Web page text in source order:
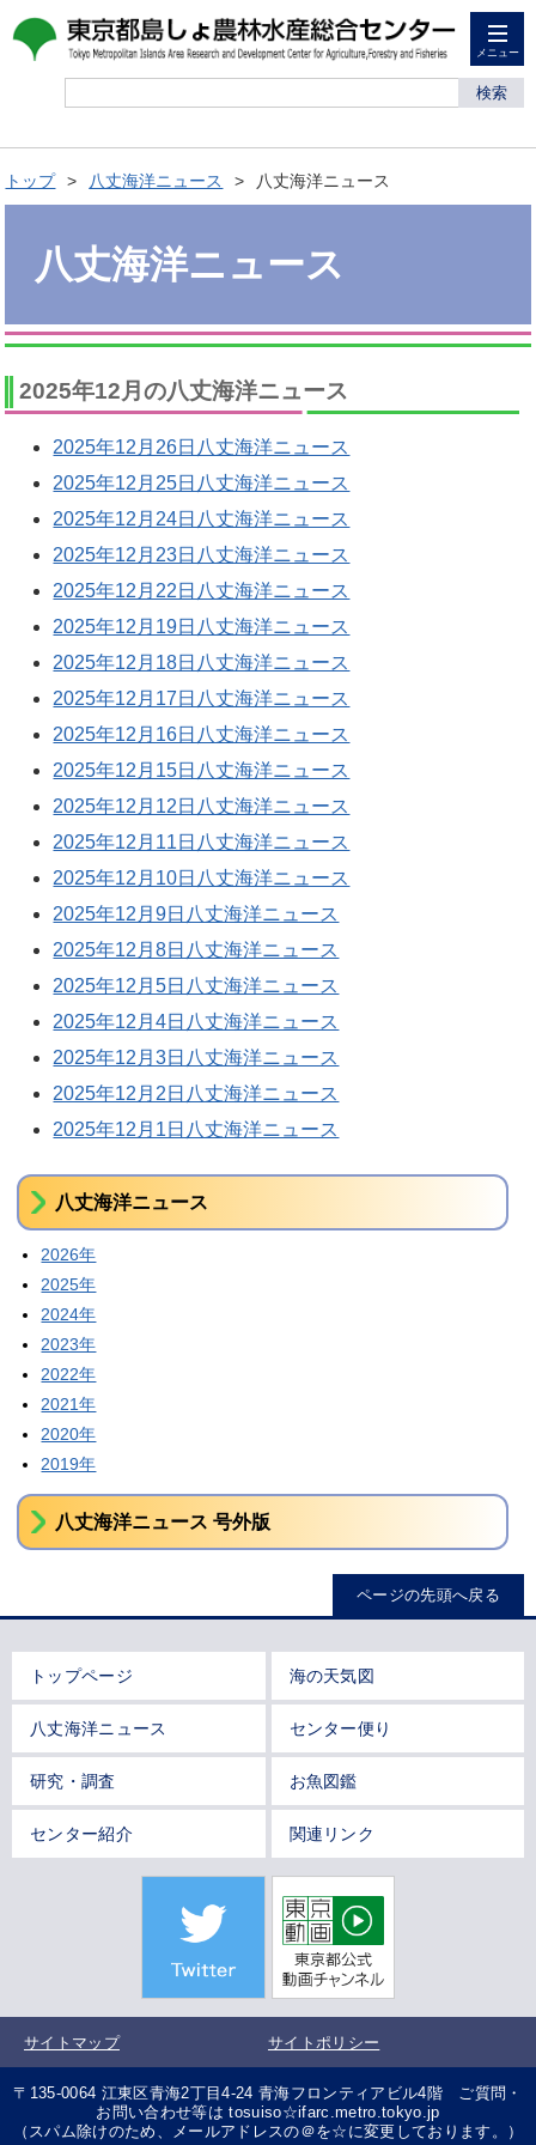
メニュー
検索
トップ 八丈海洋ニュース 八丈海洋ニュース
八丈海洋ニュース
2025年12月の八丈海洋ニュース
2025年12月26日八丈海洋ニュース
2025年12月25日八丈海洋ニュース
2025年12月24日八丈海洋ニュース
2025年12月23日八丈海洋ニュース
2025年12月22日八丈海洋ニュース
2025年12月19日八丈海洋ニュース
2025年12月18日八丈海洋ニュース
2025年12月17日八丈海洋ニュース
2025年12月16日八丈海洋ニュース
2025年12月15日八丈海洋ニュース
2025年12月12日八丈海洋ニュース
2025年12月11日八丈海洋ニュース
2025年12月10日八丈海洋ニュース
2025年12月9日八丈海洋ニュース
2025年12月8日八丈海洋ニュース
2025年12月5日八丈海洋ニュース
2025年12月4日八丈海洋ニュース
2025年12月3日八丈海洋ニュース
2025年12月2日八丈海洋ニュース
2025年12月1日八丈海洋ニュース
八丈海洋ニュース
2026年
2025年
2024年
2023年
2022年
2021年
2020年
2019年
八丈海洋ニュース 号外版
ページの先頭へ戻る
トップページ 海の天気図
八丈海洋ニュース センター便り
研究・調査 お魚図鑑
センター紹介 関連リンク
サイトマップ サイトポリシー
〒135-0064 江東区青海2丁目4-24 青海フロンティアビル4階 ご質問・
お問い合わせ等は tosuiso☆ifarc.metro.tokyo.jp
（スパム除けのため、メールアドレスの＠を☆に変更しております。）